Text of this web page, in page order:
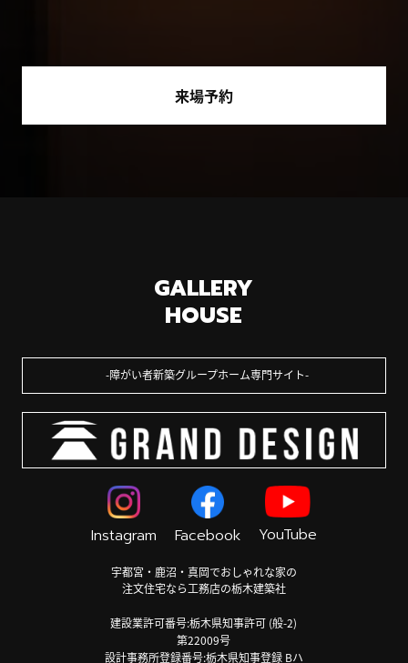
来場予約
GALLERY
HOUSE
障がい者新築グループホーム専門サイト
Instagram Facebook YouTube
宇都宮・鹿沼・真岡でおしゃれな家の
注文住宅なら工務店の栃木建築社
建設業許可番号:栃木県知事許可 (般-2)
第22009号
設計事務所登録番号:栃木県知事登録 Bハ